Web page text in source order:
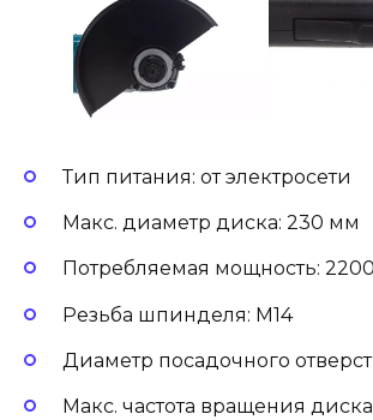
Тип питания: от электросети
Макс. диаметр диска: 230 мм
Потребляемая мощность:
Резьба шпинделя: M14
Диаметр посадочного
Макс. частота вращения